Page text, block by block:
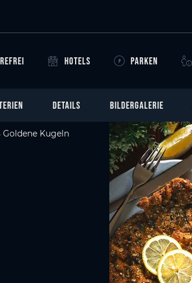
HOTELS PARKEN
DETAILS BILDERGALERIE
Goldene Kugeln